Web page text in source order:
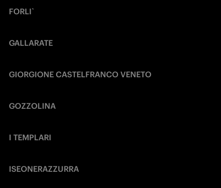
FORLI`
GALLARATE
GIORGIONE CASTELFRANCO VENETO
GOZZOLINA
I TEMPLARI
ISEONERAZZURRA